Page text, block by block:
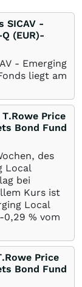
SICAV -
(EUR)-
- Emerging
liegt am
Price
Bond Fund
des
Local
bei
Kurs ist
Local
0,29 % vom
Price
Bond Fund